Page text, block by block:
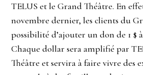
TELUS et le Grand Théâtre. En
novembre dernier, les clients du
possibilité d’ajouter un don de 1 $
Chaque dollar sera amplifié par
Théâtre et servira à faire vivre des